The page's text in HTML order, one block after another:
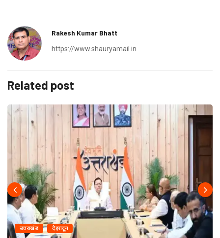
Rakesh Kumar Bhatt
https://www.shauryamail.in
Related post
उत्तराखंड देहरादून